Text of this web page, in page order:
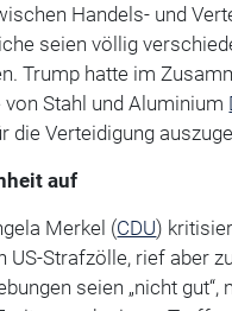
Handels- und
seien völlig
Trump hatte im
Stahl und Aluminium
die Verteidigung
auf
Merkel (CDU)
US-Strafzölle, rief aber
seien „nicht